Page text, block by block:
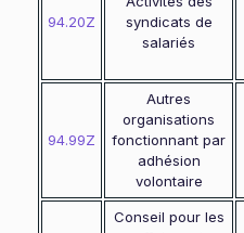
94.20Z
syndicats de
salariés
94.99Z
Autres
organisations
fonctionnant par
adhésion
volontaire
Conseil pour les